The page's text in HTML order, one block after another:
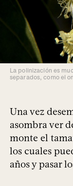
La polinización es
separados, como el
Una vez
asombra ver
monte el
los cuales
años y pasar